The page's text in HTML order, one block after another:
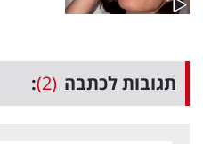
תגובות לכתבה (2)
: